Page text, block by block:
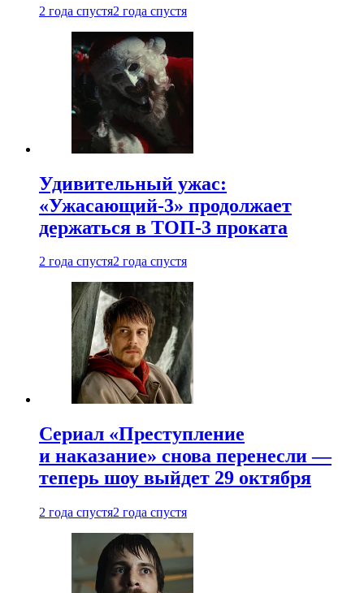
2 года спустя2 года спустя
Удивительный ужас:
«Ужасающий-3» продолжает
держаться в ТОП-3 проката
2 года спустя2 года спустя
Сериал «Преступление
и наказание» снова перенесли —
теперь шоу выйдет 29 октября
2 года спустя2 года спустя